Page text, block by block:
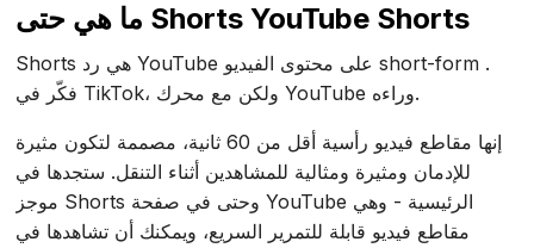
ما هي حتى Shorts YouTube Shorts
Shorts هي رد YouTube على محتوى الفيديو short-form .
فكّر في TikTok، ولكن مع محرك YouTube وراءه.
إنها مقاطع فيديو رأسية أقل من 60 ثانية، مصممة لتكون مثيرة
للإدمان ومثيرة ومثالية للمشاهدين أثناء التنقل. ستجدها في
موجز Shorts وحتى في صفحة YouTube الرئيسية - وهي
مقاطع فيديو قابلة للتمرير السريع، ويمكنك أن تشاهدها في